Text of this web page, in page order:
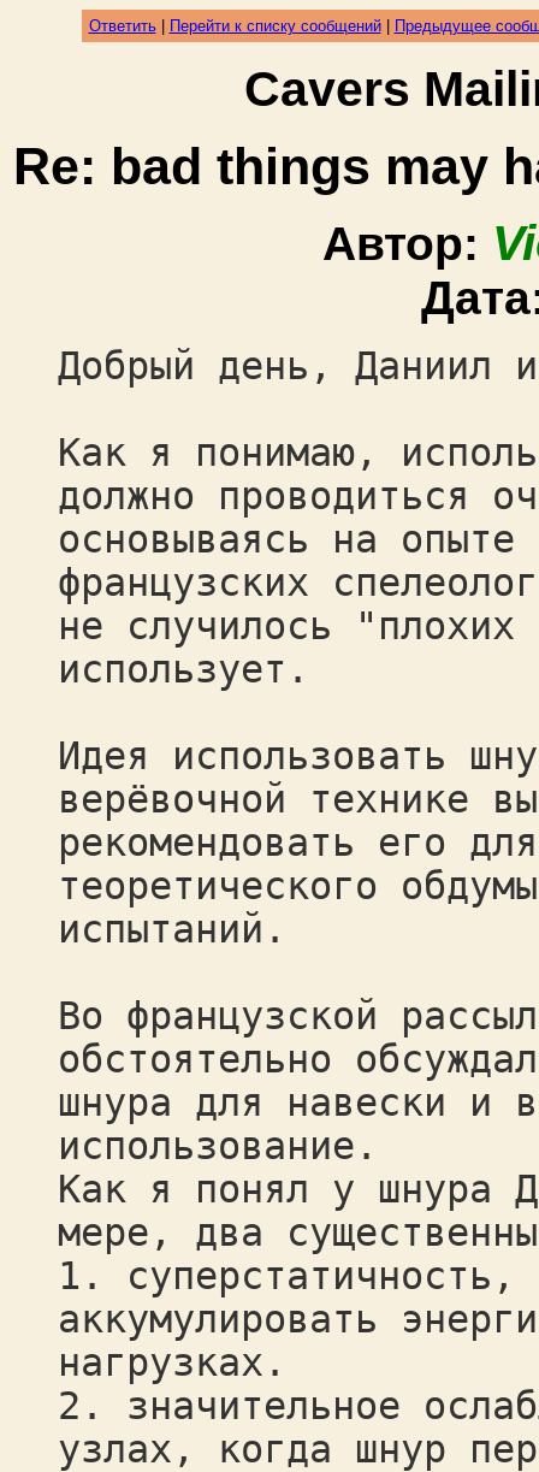
Ответить| Перейти к списку сообщений| Предыдущее
Cavers
Re: bad things may
Автор:
Добрый день, Даниил
Как я понимаю,
должно проводиться
основываясь на
французских
не случилось
использует.
Идея использовать
верёвочной технике
рекомендовать его
теоретического
испытаний.
Во французской
обстоятельно
шнура для навески и
использование.
Как я понял у шнура
мере, два
1. суперстатичность,
аккумулировать
нагрузках.
2. значительное
узлах, когда шнур